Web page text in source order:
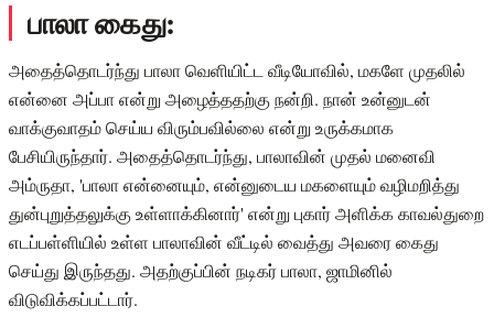
பாலா கைது:
அதைத்தொடர்ந்து பாலா வெளியிட்ட வீடியோவில், மகளே முதலில்
என்னை அப்பா என்று அழைத்ததற்கு நன்றி. நான் உன்னுடன்
வாக்குவாதம் செய்ய விரும்பவில்லை என்று உருக்கமாக
பேசியிருந்தார். அதைத்தொடர்ந்து, பாலாவின் முதல் மனைவி
அம்ருதா, 'பாலா என்னையும், என்னுடைய மகளையும் வழிமறித்து
துன்புறுத்தலுக்கு உள்ளாக்கினார்' என்று புகார் அளிக்க காவல்துறை
எடப்பள்ளியில் உள்ள பாலாவின் வீட்டில் வைத்து அவரை கைது
செய்து இருந்தது. அதற்குப்பின் நடிகர் பாலா, ஜாமினில்
விடுவிக்கப்பட்டார்.